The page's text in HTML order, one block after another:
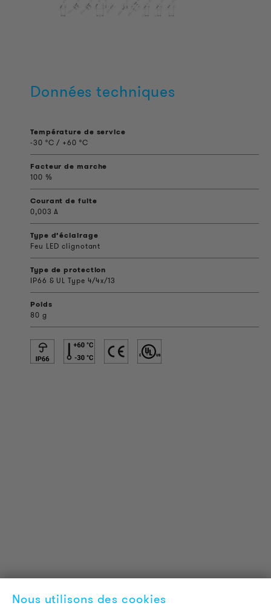
Données techniques
Température de service
-30 °C / +60 °C
Facteur de marche
100 %
Courant de fuite
0,003 A
Type d’éclairage
Feu LED clignotant
Type de protection
IP66 & UL Type 4/4x/13
Poids
80 g
Offres d'emploi
Nous utilisons des cookies